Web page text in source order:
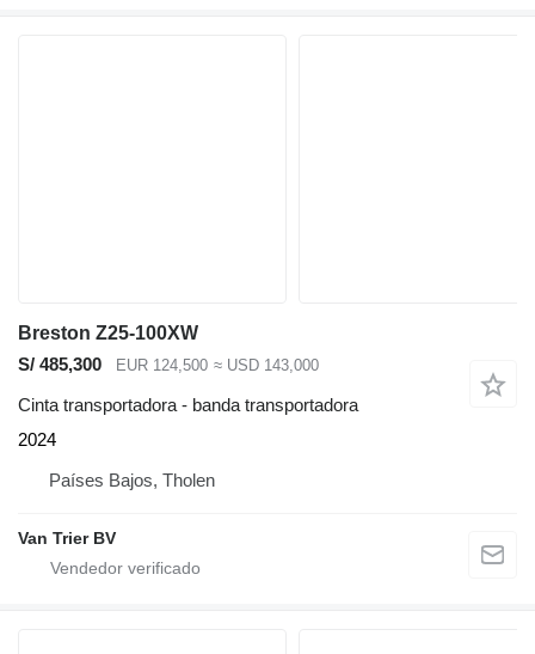
Breston Z25-100XW
S/ 485,300
EUR 124,500 ≈ USD 143,000
Cinta transportadora - banda transportadora
2024
Países Bajos, Tholen
Van Trier BV